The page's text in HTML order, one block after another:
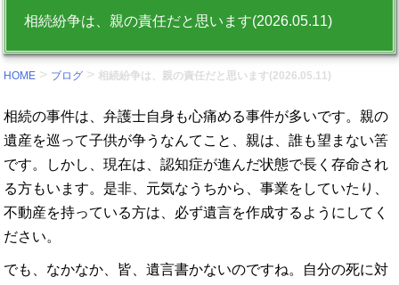
る。
相続紛争は、親の責任だと思います(2026.05.11)
HOME > ブログ >相続紛争は、親の責任だと思います(2026.05.11)
相続の事件は、弁護士自身も心痛める事件が多いです。親の
遺産を巡って子供が争うなんてこと、親は、誰も望まない筈
です。しかし、現在は、認知症が進んだ状態で長く存命され
る方もいます。是非、元気なうちから、事業をしていたり、
不動産を持っている方は、必ず遺言を作成するようにしてく
ださい。
でも、なかなか、皆、遺言書かないのですね。自分の死に対